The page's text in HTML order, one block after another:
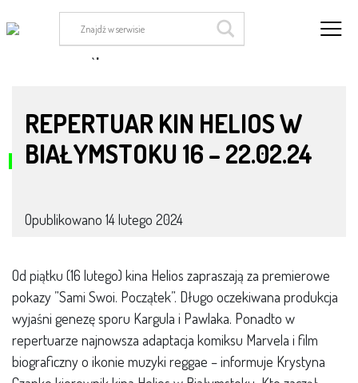
Kultura dostępna
REPERTUAR KIN HELIOS W
BIAŁYMSTOKU 16 – 22.02.24
Opublikowano 14 lutego 2024
Od piątku (16 lutego) kina Helios zapraszają za premierowe
pokazy ”Sami Swoi. Początek”. Długo oczekiwana produkcja
wyjaśni genezę sporu Kargula i Pawlaka. Ponadto w
repertuarze najnowsza adaptacja komiksu Marvela i film
biograficzny o ikonie muzyki reggae – informuje Krystyna